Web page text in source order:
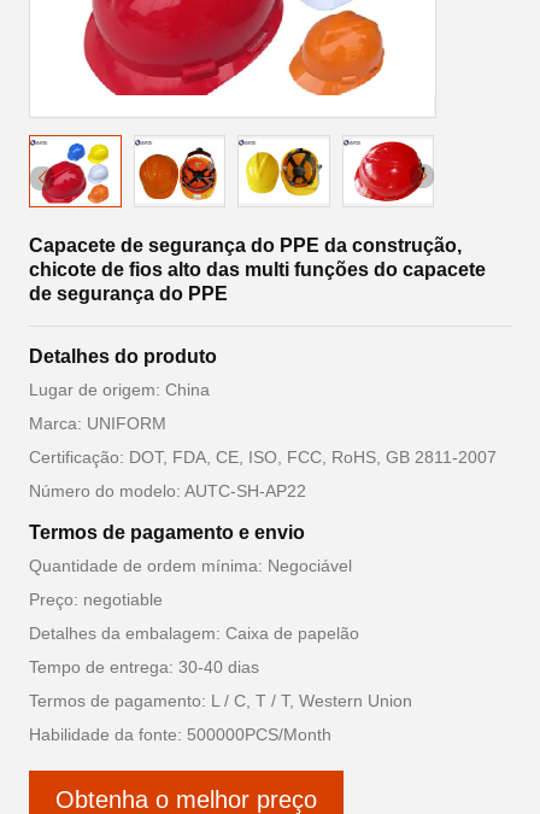
Capacete de segurança do PPE da construção,
chicote de fios alto das multi funções do capacete
de segurança do PPE
Detalhes do produto
Lugar de origem: China
Marca: UNIFORM
Certificação: DOT, FDA, CE, ISO, FCC, RoHS, GB 2811-2007
Número do modelo: AUTC-SH-AP22
Termos de pagamento e envio
Quantidade de ordem mínima: Negociável
Preço: negotiable
Detalhes da embalagem: Caixa de papelão
Tempo de entrega: 30-40 dias
Termos de pagamento: L / C, T / T, Western Union
Habilidade da fonte: 500000PCS/Month
Obtenha o melhor preço